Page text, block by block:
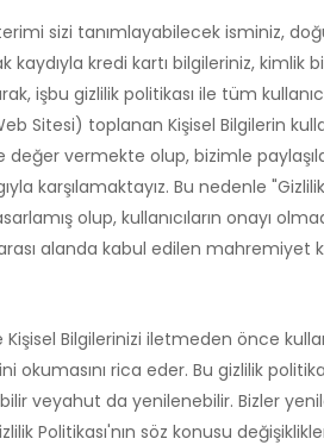
terimi sizi tanımlayabilecek isminiz,
kaydıyla kredi kartı bilgileriniz,
işbu gizlilik politikası ile tüm
Sitesi) toplanan Kişisel Bilgilerin
değer vermekte olup, bizimle
karşılamaktayız. Bu nedenle
olup, kullanıcıların onayı
alanda kabul edilen
Bilgilerinizi iletmeden önce
rica eder. Bu gizlilik
veyahut da yenilenebilir. Bizler
Politikası'nın söz konusu